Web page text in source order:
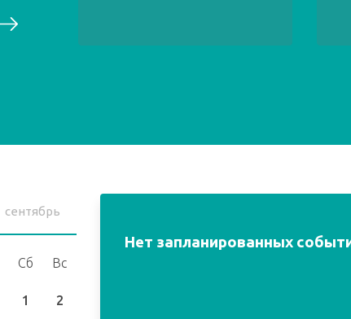
сентябрь
Сб Вс
1
2
Нет запланированных